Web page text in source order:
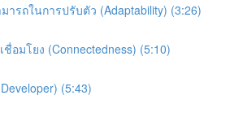
ารถในการปรับตัว (Adaptability) (3:26)
ชื่อมโยง (Connectedness) (5:10)
(5:43)